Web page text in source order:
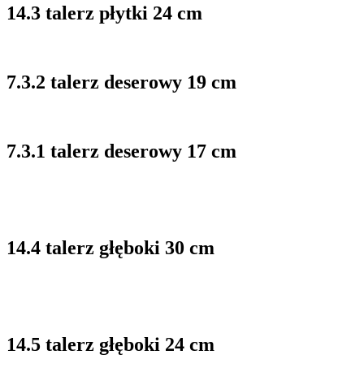
14.3 talerz płytki 24 cm
7.3.2 talerz deserowy 19 cm
7.3.1 talerz deserowy 17 cm
14.4 talerz głęboki 30 cm
14.5 talerz głęboki 24 cm